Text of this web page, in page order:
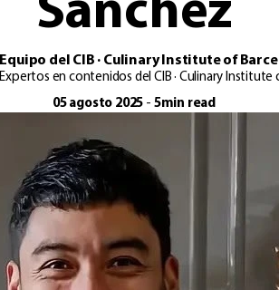
Sánchez
Equipo del CIB · Culinary Institute of
Expertos en contenidos del CIB · Culinary Institute
05 agosto 2025 - 5min read